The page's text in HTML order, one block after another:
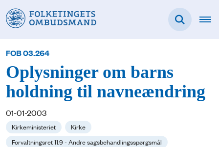
FOB 03.264
Oplysninger om barns
holdning til navneændring
01-01-2003
Kirkeministeriet
Kirke
Forvaltningsret 11.9 - Andre sagsbehandlingsspørgsmål